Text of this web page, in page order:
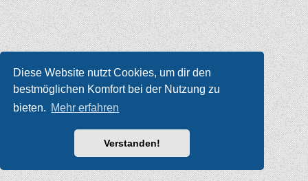
Diese Website nutzt Cookies, um dir den
bestmöglichen Komfort bei der Nutzung zu
bieten. Mehr erfahren
Verstanden!